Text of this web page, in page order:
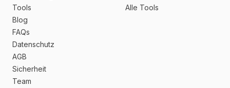
Tools
Blog
FAQs
Datenschutz
AGB
Sicherheit
Team
Alle Tools